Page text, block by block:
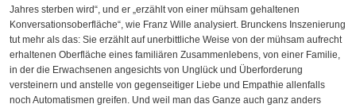
Jahres sterben wird“, und er „erzählt von einer mühsam gehaltenen
Konversationsoberfläche“, wie Franz Wille analysiert. Brunckens Inszenierung
tut mehr als das: Sie erzählt auf unerbittliche Weise von der mühsam aufrecht
erhaltenen Oberfläche eines familiären Zusammenlebens, von einer Familie,
in der die Erwachsenen angesichts von Unglück und Überforderung
versteinern und anstelle von gegenseitiger Liebe und Empathie allenfalls
noch Automatismen greifen. Und weil man das Ganze auch ganz anders